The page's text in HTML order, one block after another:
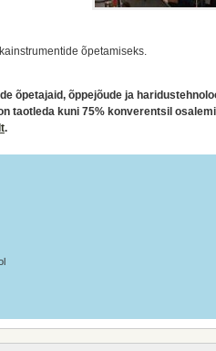
õpetamiseks.
õpetajaid, õppejõude ja
taotleda kuni 75% konverentsil
.